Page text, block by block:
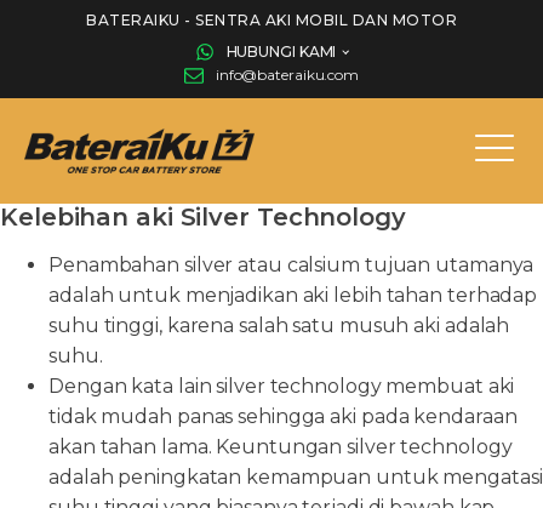
BATERAIKU - SENTRA AKI MOBIL DAN MOTOR
HUBUNGI KAMI
info@bateraiku.com
Kelebihan aki Silver Technology
Penambahan silver atau calsium tujuan utamanya
adalah untuk menjadikan aki lebih tahan terhadap
suhu tinggi, karena salah satu musuh aki adalah
suhu.
Dengan kata lain silver technology membuat aki
tidak mudah panas sehingga aki pada kendaraan
akan tahan lama. Keuntungan silver technology
adalah peningkatan kemampuan untuk mengatasi